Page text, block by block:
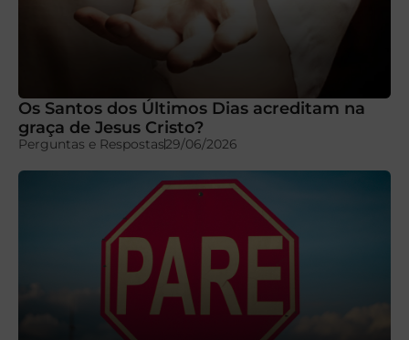
Os Santos dos Últimos Dias acreditam na
graça de Jesus Cristo?
Perguntas e Respostas29/06/2026